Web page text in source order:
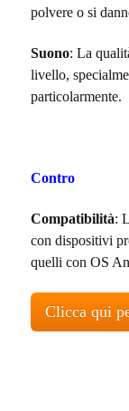
polvere o si
Suono: La
livello,
particolarmente.
Contro
Compatibilità:
con dispositivi
quelli con OS
Clicca qui